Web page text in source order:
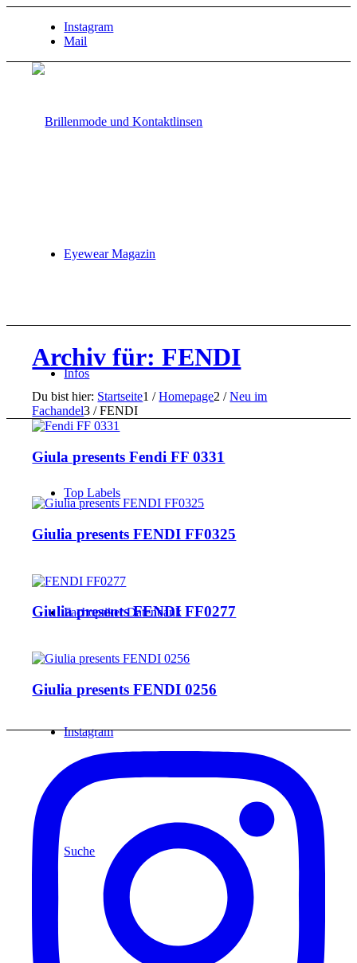
Instagram
Mail
Eyewear Magazin
Infos
Top Labels
Fachoptiker Datenbank
Instagram
Suche
Archiv für: FENDI
Du bist hier: Startseite1 / Homepage2 / Neu im
Fachandel3 / FENDI
Giula presents Fendi FF 0331
Giulia presents FENDI FF0325
Giulia presents FENDI FF0277
Giulia presents FENDI 0256